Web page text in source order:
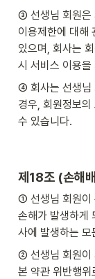
③ 선생님 회원은
이용제한에 대해
있으며, 회사는
시 서비스 이용을
④ 회사는 선생님
경우, 회원정보
수 있습니다.
제18조 (손해
① 선생님 회원이
손해가 발생하게
사에 발생하는
② 선생님 회원이
본 약관 위반행